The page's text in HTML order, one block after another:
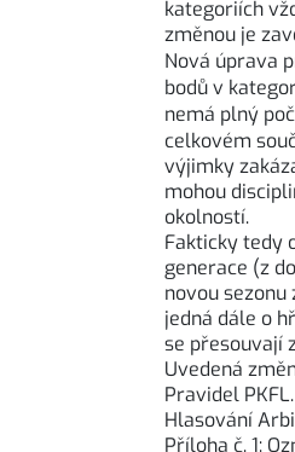
kategoriích
změnou je
Nová úprava
bodů v
nemá plný
celkovém
výjimky
mohou
okolností.
Fakticky tedy
generace (z
novou sezonu
jedná dále o
se přesouvají
Uvedená
Pravidel PKFL.
Hlasování
Příloha č. 1: